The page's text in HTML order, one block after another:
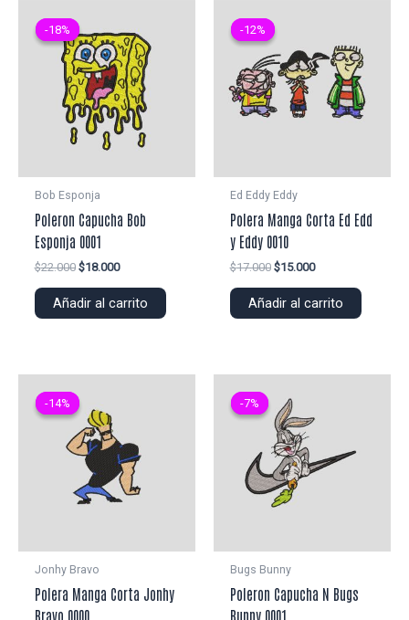
-18%
-18%
Bob Esponja
Poleron Capucha Bob
Esponja 0001
$22.000 El
original
$18.000El
actual
Añadir al carrito
-12%
-12%
Ed Eddy Eddy
Polera Manga Corta Ed Edd
y Eddy 0010
$17.000 El
original
$15.000El
actual
Añadir al carrito
-14%
-14%
Jonhy Bravo
Polera Manga Corta Jonhy
Bravo 0000
-7%
-7%
Bugs Bunny
Poleron Capucha N Bugs
Bunny 0001